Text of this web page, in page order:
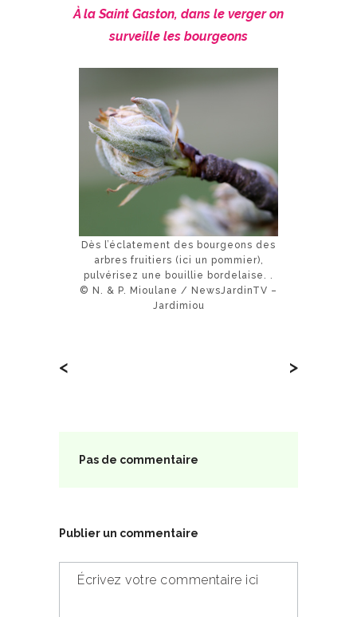
À la Saint Gaston, dans le verger on
surveille les bourgeons
Dès l’éclatement des bourgeons des
arbres fruitiers (ici un pommier),
pulvérisez une bouillie bordelaise. .
© N. & P. Mioulane / NewsJardinTV –
Jardimiou
< >
Pas de commentaire
Publier un commentaire